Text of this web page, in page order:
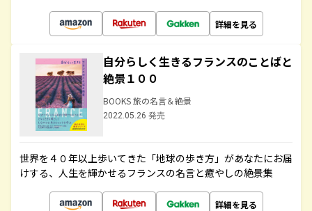
詳細を見る
自分らしく生きるフランスのことばと
絶景１００
BOOKS 旅の名言＆絶景
2022.05.26 発売
世界を４０年以上歩いてきた「地球の歩き方」があなたにお届
けする、人生を輝かせるフランスの名言と癒やしの絶景集
詳細を見る